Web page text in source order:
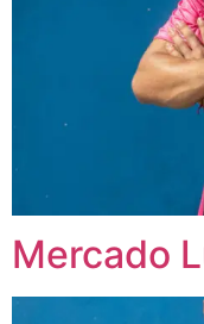
Mercado